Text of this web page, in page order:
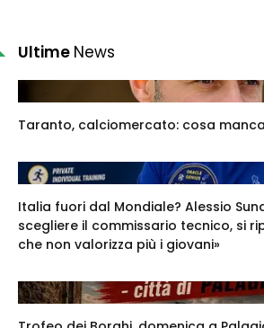
Ultime News
Taranto, calciomercato: cosa
Italia fuori dal Mondiale? Alessio
scegliere il commissario tecnico, si
che non valorizza più i giovani»